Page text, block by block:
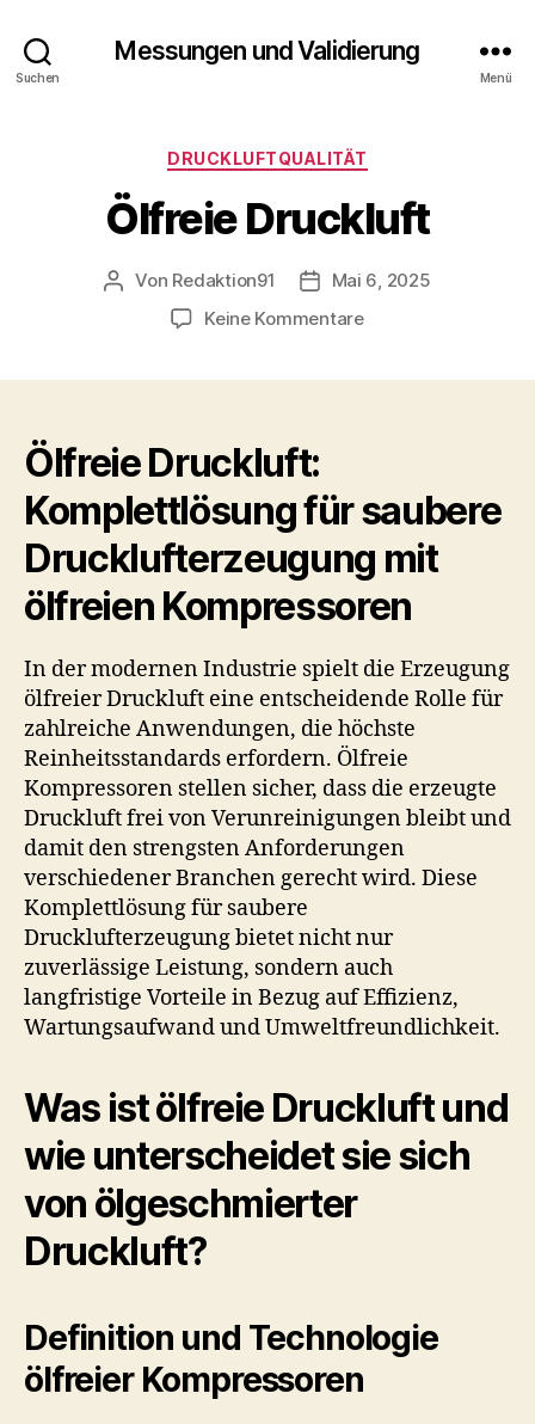
Suchen
Messungen und Validierung
Menü
Kategorien
DRUCKLUFTQUALITÄT
Ölfreie Druckluft
Beitragsautor
Von Redaktion91 Veröffentlichungsdatum
Mai 6, 2025
Keine Kommentarezu
Ölfreie Druckluft:
Komplettlösung für saubere
Drucklufterzeugung mit
ölfreien Kompressoren
In der modernen Industrie spielt die Erzeugung
ölfreier Druckluft eine entscheidende Rolle für
zahlreiche Anwendungen, die höchste
Reinheitsstandards erfordern. Ölfreie
Kompressoren stellen sicher, dass die erzeugte
Druckluft frei von Verunreinigungen bleibt und
damit den strengsten Anforderungen
verschiedener Branchen gerecht wird. Diese
Komplettlösung für saubere
Drucklufterzeugung bietet nicht nur
zuverlässige Leistung, sondern auch
langfristige Vorteile in Bezug auf Effizienz,
Wartungsaufwand und Umweltfreundlichkeit.
Was ist ölfreie Druckluft und
wie unterscheidet sie sich
von ölgeschmierter
Druckluft?
Definition und Technologie
ölfreier Kompressoren